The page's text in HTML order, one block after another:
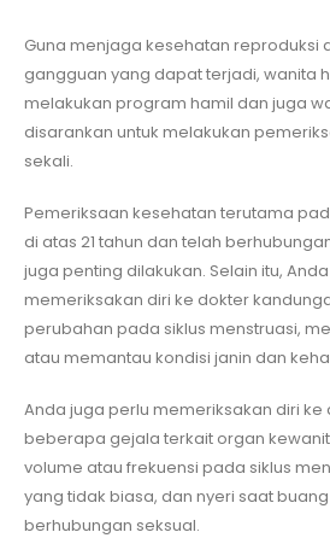
Guna menjaga kesehatan reproduksi
gangguan yang dapat terjadi, wanita
melakukan program hamil dan juga
disarankan untuk melakukan
sekali.
Pemeriksaan kesehatan terutama
di atas 21 tahun dan telah
juga penting dilakukan. Selain itu,
memeriksakan diri ke dokter
perubahan pada siklus menstruasi,
atau memantau kondisi janin dan
Anda juga perlu memeriksakan diri ke
beberapa gejala terkait organ
volume atau frekuensi pada siklus
yang tidak biasa, dan nyeri saat
berhubungan seksual.